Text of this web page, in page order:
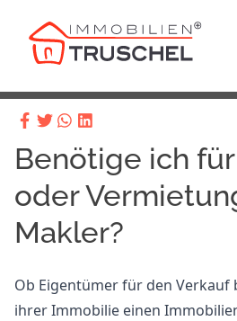
Benötige ich
oder
Makler?
Ob Eigentümer für den Verkauf
ihrer Immobilie einen